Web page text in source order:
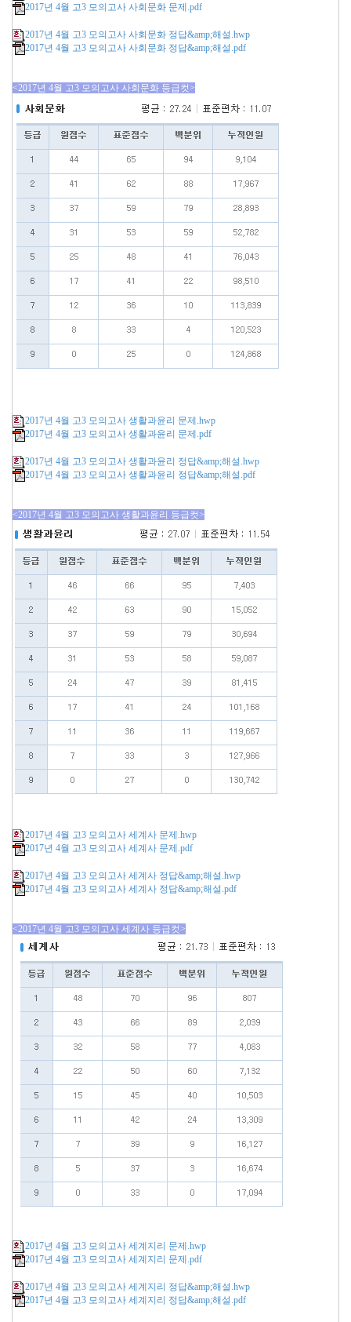
2017년 4월 고3 모의고사 사회문화 문제.pdf
2017년 4월 고3 모의고사 사회문화 정답&amp;해설.hwp
2017년 4월 고3 모의고사 사회문화 정답&amp;해설.pdf
<2017년 4월 고3 모의고사 사회문화 등급컷>
2017년 4월 고3 모의고사 생활과윤리 문제.hwp
2017년 4월 고3 모의고사 생활과윤리 문제.pdf
2017년 4월 고3 모의고사 생활과윤리 정답&amp;해설.hwp
2017년 4월 고3 모의고사 생활과윤리 정답&amp;해설.pdf
<2017년 4월 고3 모의고사 생활과윤리 등급컷>
2017년 4월 고3 모의고사 세계사 문제.hwp
2017년 4월 고3 모의고사 세계사 문제.pdf
2017년 4월 고3 모의고사 세계사 정답&amp;해설.hwp
2017년 4월 고3 모의고사 세계사 정답&amp;해설.pdf
<2017년 4월 고3 모의고사 세계사 등급컷>
2017년 4월 고3 모의고사 세계지리 문제.hwp
2017년 4월 고3 모의고사 세계지리 문제.pdf
2017년 4월 고3 모의고사 세계지리 정답&amp;해설.hwp
2017년 4월 고3 모의고사 세계지리 정답&amp;해설.pdf